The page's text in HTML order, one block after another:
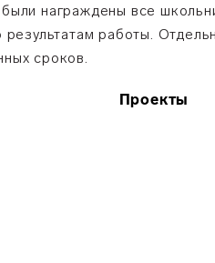
награждены все
работы.
сроков.
Проекты